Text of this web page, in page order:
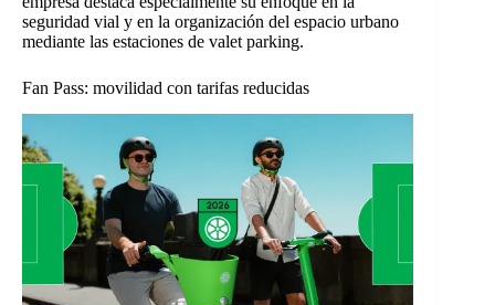
seguridad vial y en la organización del espacio urbano
mediante las estaciones de valet parking.
Fan Pass: movilidad con tarifas reducidas